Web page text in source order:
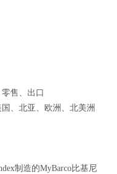
售、出口
、北亚、欧洲、北美洲
制造的MyBarco比基尼